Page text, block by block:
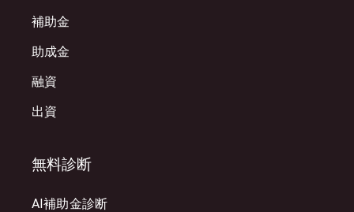
補助金
助成金
融資
出資
無料診断
AI補助金診断